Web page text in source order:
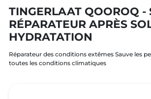
TINGERLAAT QOOROQ -
RÉPARATEUR APRÈS
HYDRATATION
Réparateur des conditions extêmes Sauve les
toutes les conditions climatiques